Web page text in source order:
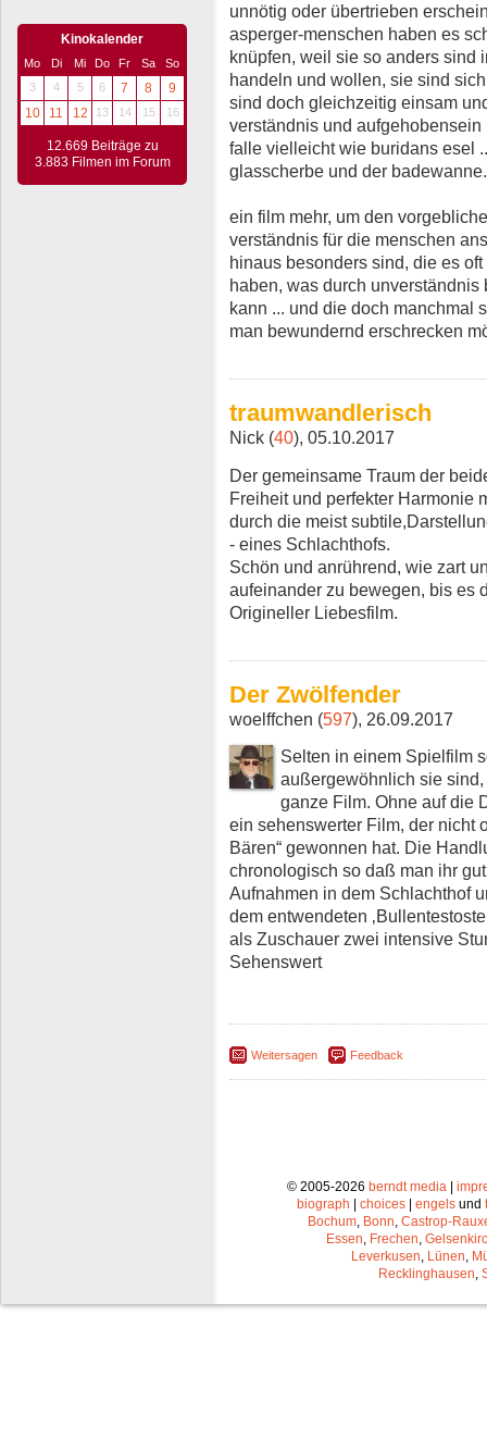
Kinokalender
Mo Di Mi Do Fr Sa
So
3
4 5 6 7 8
9
10
11 12 13 14 15 16
12.669 Beiträge zu
3.883 Filmen im Forum
unnötig oder übertrieben
asperger-menschen haben es
knüpfen, weil sie so anders sind
handeln und wollen, sie sind
sind doch gleichzeitig einsam
verständnis und
falle vielleicht wie buridans esel
glasscherbe und der badewanne.
ein film mehr, um den
verständnis für die menschen
hinaus besonders sind, die es
haben, was durch
kann ... und die doch manchmal
man bewundernd erschrecken
traumwandlerisch
Nick (40), 05.10.2017
Der gemeinsame Traum der
Freiheit und perfekter Harmonie
durch die meist
- eines Schlachthofs.
Schön und anrührend, wie zart
aufeinander zu bewegen, bis es
Origineller Liebesfilm.
Der Zwölfender
woelffchen (597), 26.09.2017
Selten in einem Spielfilm
außergewöhnlich sie
ganze Film. Ohne auf die
ein sehenswerter Film, der nicht
Bären“ gewonnen hat. Die
chronologisch so daß man ihr
Aufnahmen in dem Schlachthof
dem entwendeten
als Zuschauer zwei intensive
Sehenswert
Weitersagen Feedback
© 2005-2026 berndt media|
biograph
choices engels und
Bochum, Bonn, Castrop-
Essen, Frechen,
Leverkusen, Lünen,
Recklinghausen,